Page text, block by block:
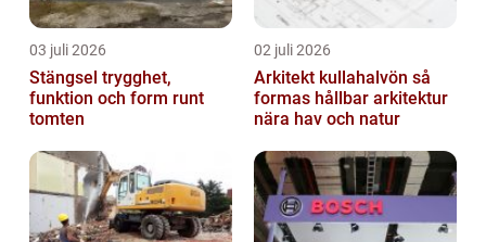
03 juli 2026
Stängsel trygghet,
funktion och form runt
tomten
02 juli 2026
Arkitekt kullahalvön så
formas hållbar arkitektur
nära hav och natur